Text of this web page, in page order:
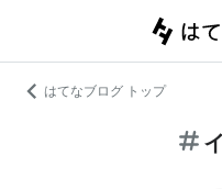
はてなブログ トップ